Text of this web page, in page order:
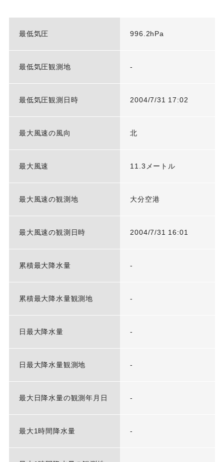
最低気圧 996.2hPa
最低気圧観測地 -
最低気圧観測日時 2004/7/31 17:02
最大風速の風向 北
最大風速 11.3メートル
最大風速の観測地 大分空港
最大風速の観測日時 2004/7/31 16:01
累積最大降水量 -
累積最大降水量観測地 -
日最大降水量 -
日最大降水量観測地 -
最大日降水量の観測年月日 -
最大1時間降水量 -